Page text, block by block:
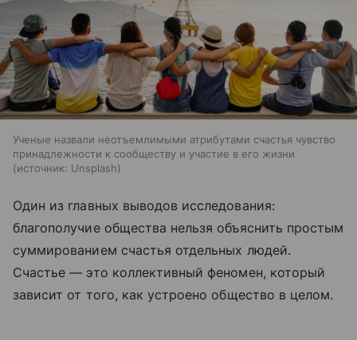
Ученые назвали неотъемлимыми атрибутами счастья чувство
принадлежности к сообществу и участие в его жизни
источник: Unsplash
Один из главных выводов исследования:
благополучие общества нельзя объяснить простым
суммированием счастья отдельных людей.
Счастье — это коллективный феномен, который
зависит от того, как устроено общество в целом.